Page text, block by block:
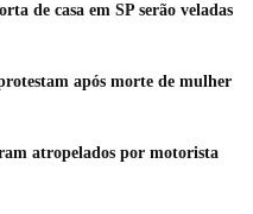
de casa em SP serão veladas
após morte de mulher
atropelados por motorista